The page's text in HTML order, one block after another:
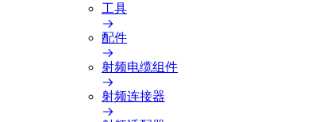
工具
配件
射频电缆组件
射频连接器